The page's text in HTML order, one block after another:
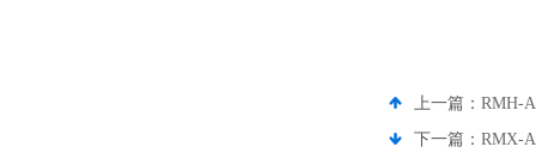
上一篇： RMH-
下一篇： RMX-